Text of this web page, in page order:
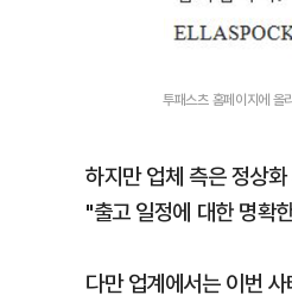
투패스츠 홈페이지에
하지만 업체 측은 정상
"출고 일정에 대한 명확
다만 업계에서는 이번